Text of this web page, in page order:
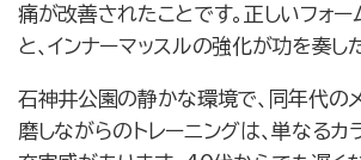
痛が改善されたことです。正しいフォー
と、インナーマッスルの強化が功を奏し
石神井公園の静かな環境で、同年代の
磨しながらのトレーニングは、単なるカ